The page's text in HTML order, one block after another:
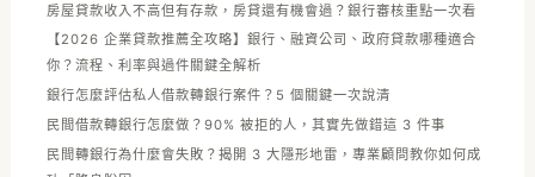
房屋貸款收入不高但有存款，房貸還有機會過？銀行審核重點一次看
【2026 企業貸款推薦全攻略】銀行、融資公司、政府貸款哪種適合
你？流程、利率與過件關鍵全解析
銀行怎麼評估私人借款轉銀行案件？5 個關鍵一次說清
民間借款轉銀行怎麼做？90% 被拒的人，其實先做錯這 3 件事
民間轉銀行為什麼會失敗？揭開 3 大隱形地雷，專業顧問教你如何成